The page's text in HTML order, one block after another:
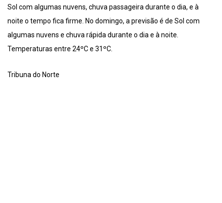
Sol com algumas nuvens, chuva passageira durante o dia, e à
noite o tempo fica firme. No domingo, a previsão é de Sol com
algumas nuvens e chuva rápida durante o dia e à noite.
Temperaturas entre 24ºC e 31ºC.
Tribuna do Norte